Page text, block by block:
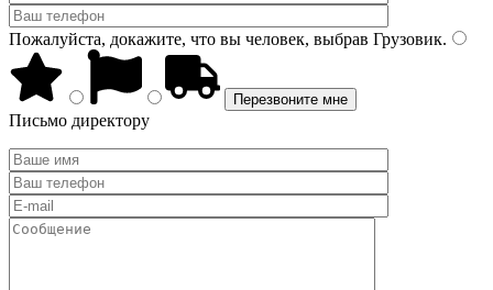
Пожалуйста, докажите, что вы человек, выбрав Грузовик.
Письмо директору